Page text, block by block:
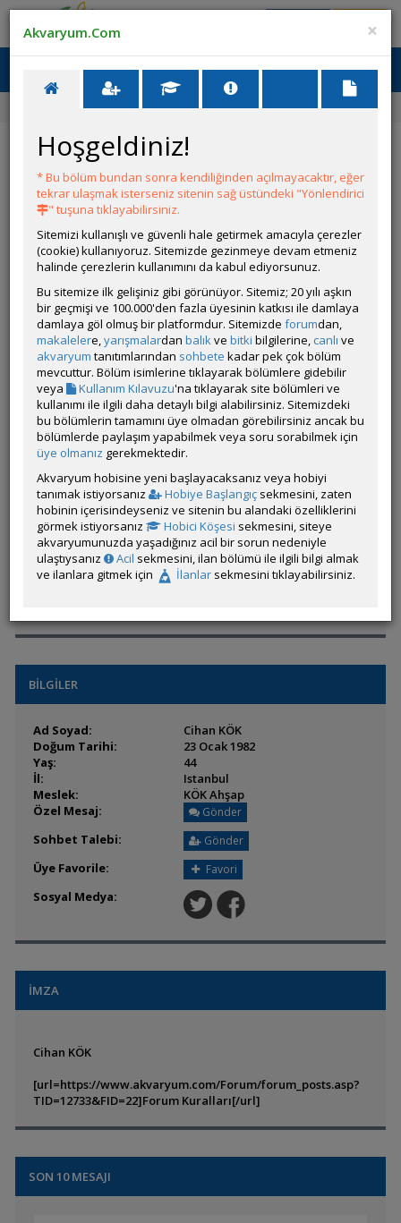
Ana Menü
Ana Sayfa
Forum Üye Profili
ÖZELLİKLER
Kullanıcı Adı:
MiSoSiKiaN
Kullanıcı Grubu:
Yönetici
Geri Bildirimleri:
2 adet mevcut.
Aldığı Beğeni:
675
Hesap Durumu:
Aktif
Durumu:
Çevrim Dışı
Üyelik Tarihi:
12 Ağustos 2006 13:42
Toplam Mesaj:
4578 [0.63 Gün Ortalaması]
Paylaşım Sayisı:
0 (Son 6 Ay)
İlan Sayisı:
Üyenin Mesaj ve İlanlarını Gör
Üyenin Açtığı Konuları Gör
BİLGİLER
Ad Soyad:
Cihan KÖK
Doğum Tarihi:
23 Ocak 1982
Yaş:
44
İl:
Istanbul
Meslek:
KÖK Ahşap
Özel Mesaj:
Gönder
Sohbet Talebi: Gönder
Üye Favorile: Favori
Sosyal Medya:
İMZA
Cihan KÖK
[url=https://www.akvaryum.com/Forum/forum_posts.asp?
TID=12733&FID=22]Forum Kuralları[/url]
SON 10 MESAJI
×
Akvaryum.Com
Hoşgeldiniz!
* Bu bölüm bundan sonra kendiliğinden açılmayacaktır, eğer
tekrar ulaşmak isterseniz sitenin sağ üstündeki "Yönlendirici
" tuşuna tıklayabilirsiniz.
Sitemizi kullanışlı ve güvenli hale getirmek amacıyla çerezler
(cookie) kullanıyoruz. Sitemizde gezinmeye devam etmeniz
halinde çerezlerin kullanımını da kabul ediyorsunuz.
Bu sitemize ilk gelişiniz gibi görünüyor. Sitemiz; 20 yılı aşkın
bir geçmişi ve 100.000'den fazla üyesinin katkısı ile damlaya
damlaya göl olmuş bir platformdur. Sitemizde forumdan,
makalelere,yarışmalardan balıkve bitki bilgilerine, canlı ve
akvaryum tanıtımlarından sohbete kadar pek çok bölüm
mevcuttur. Bölüm isimlerine tıklayarak bölümlere gidebilir
veya
Kullanım Kılavuzu'na tıklayarak site bölümleri ve
kullanımı ile ilgili daha detaylı bilgi alabilirsiniz. Sitemizdeki
bu bölümlerin tamamını üye olmadan görebilirsiniz ancak bu
bölümlerde paylaşım yapabilmek veya soru sorabilmek için
üye olmanız gerekmektedir.
Akvaryum hobisine yeni başlayacaksanız veya hobiyi
tanımak istiyorsanız
Hobiye Başlangıç sekmesini, zaten
hobinin içerisindeyseniz ve sitenin bu alandaki özelliklerini
görmek istiyorsanız
Hobici Köşesi sekmesini, siteye
akvaryumunuzda yaşadığınız acil bir sorun nedeniyle
ulaştıysanız
Acil sekmesini, ilan bölümü ile ilgili bilgi almak
ve ilanlara gitmek için
İlanlar sekmesini tıklayabilirsiniz.